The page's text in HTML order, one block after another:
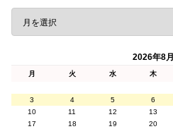
2026年8月
月 火 水 木
3
4 5 6
10
11 12 13
17
18 19 20